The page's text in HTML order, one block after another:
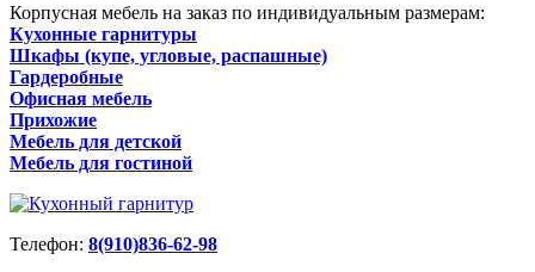
Корпусная мебель на заказ по индивидуальным размерам:
Кухонные гарнитуры
Шкафы (купе, угловые, распашные)
Гардеробные
Офисная мебель
Прихожие
Мебель для детской
Мебель для гостиной
Телефон: 8(910)836-62-98